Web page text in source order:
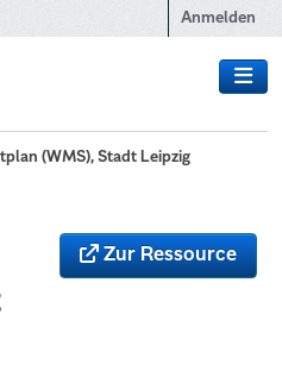
Anmelden
(WMS), Stadt Leipzig
Zur Ressource